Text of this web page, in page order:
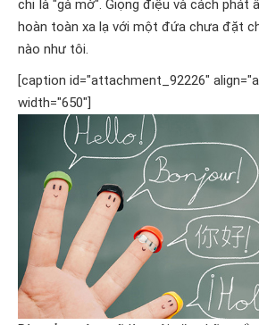
chỉ là "gà mờ". Giọng điệu và cách phát
hoàn toàn xa lạ với một đứa chưa đặt
nào như tôi.
[caption id="attachment_92226"
width="650"]